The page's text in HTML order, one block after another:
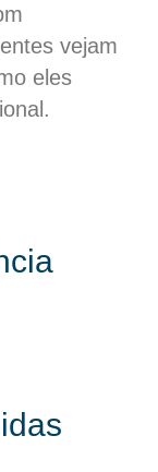
vejam
eles